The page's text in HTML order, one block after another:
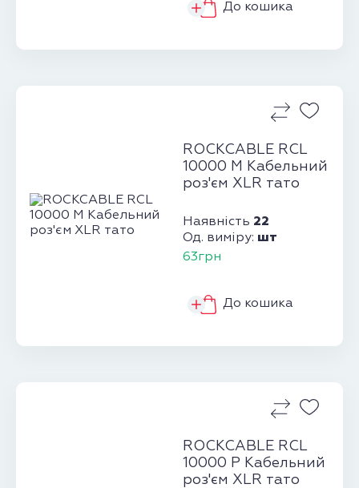
До кошика
ROCKCABLE RCL
10000 M Кабельний
роз'єм XLR тато
Наявність 22
Од. виміру: шт
63грн
До кошика
ROCKCABLE RCL
10000 P Кабельний
роз'єм XLR тато